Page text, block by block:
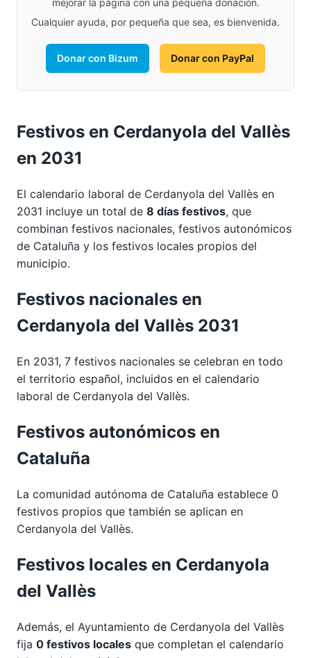
mejorar la página con una pequeña donación.
Cualquier ayuda, por pequeña que sea, es bienvenida.
Donar con Bizum Donar con PayPal
Festivos en Cerdanyola del Vallès
en 2031
El calendario laboral de Cerdanyola del Vallès en
2031 incluye un total de 8 días festivos, que
combinan festivos nacionales, festivos autonómicos
de Cataluña y los festivos locales propios del
municipio.
Festivos nacionales en
Cerdanyola del Vallès 2031
En 2031, 7 festivos nacionales se celebran en todo
el territorio español, incluidos en el calendario
laboral de Cerdanyola del Vallès.
Festivos autonómicos en
Cataluña
La comunidad autónoma de Cataluña establece 0
festivos propios que también se aplican en
Cerdanyola del Vallès.
Festivos locales en Cerdanyola
del Vallès
Además, el Ayuntamiento de Cerdanyola del Vallès
fija 0 festivos locales que completan el calendario